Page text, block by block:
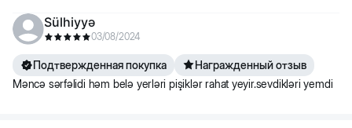
Sülhiyyə
03/08/2024
Подтвержденная покупка
Награжденный отзыв
Məncə sərfəlidi həm belə yerləri pişiklər rahat yeyir.sevdikləri yemdi